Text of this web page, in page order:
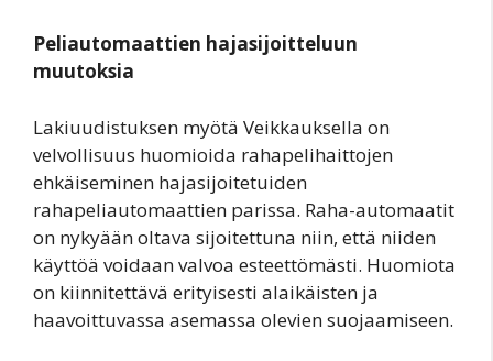
Peliautomaattien hajasijoitteluun
muutoksia
Lakiuudistuksen myötä Veikkauksella on
velvollisuus huomioida rahapelihaittojen
ehkäiseminen hajasijoitetuiden
rahapeliautomaattien parissa. Raha-automaatit
on nykyään oltava sijoitettuna niin, että niiden
käyttöä voidaan valvoa esteettömästi. Huomiota
on kiinnitettävä erityisesti alaikäisten ja
haavoittuvassa asemassa olevien suojaamiseen.